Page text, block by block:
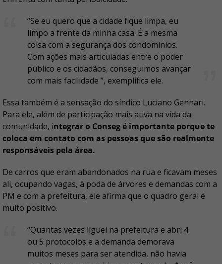
“Se eu quero que a cidade fique limpa, eu
limpo a frente da minha casa. É a mesma
coisa com a segurança dos condomínios.
Com ações mais articuladas entre o poder
público e os cidadãos, conseguimos avançar
com mais facilidade ”, exemplifica ele.
Essa também é a sensação do síndico Luciano Gennari.
Para ele, além de participação mais ativa na vida da
comunidade, integrar o Conseg é importante porque te
coloca em contato com as pessoas que são realmente
responsáveis pela área.
De carros que eram abandonados na rua e ficavam meses
ali, ocupando vagas, à poda de árvores e demandas com a
PM e com a prefeitura, ele afirma que o quadro geral é
muito positivo.
“Quantas vezes liguei na prefeitura e abri 4
ou 5 protocolos e a demanda demorava
muitos meses para ser atendida, não havia